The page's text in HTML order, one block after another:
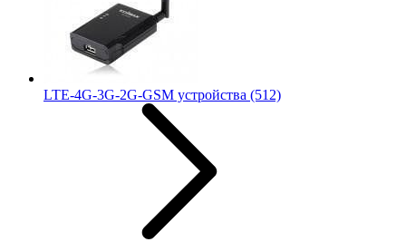
LTE-4G-3G-2G-GSM устройства (512)